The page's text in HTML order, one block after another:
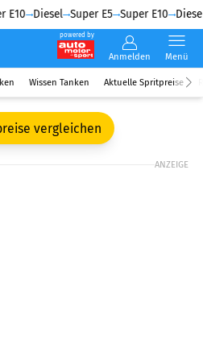
E10 Diesel Super E5 Super E10 Diesel
powered by
Anmelden Menü
Wissen Tanken Aktuelle Spritpreise
vergleichen
ANZEIGE